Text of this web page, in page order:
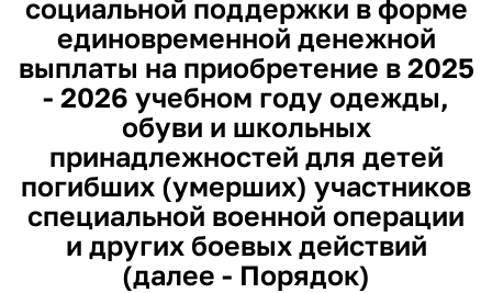
социальной поддержки в форме
единовременной денежной
выплаты на приобретение в 2025
- 2026 учебном году одежды,
обуви и школьных
принадлежностей для детей
погибших (умерших) участников
специальной военной операции
и других боевых действий
(далее - Порядок)